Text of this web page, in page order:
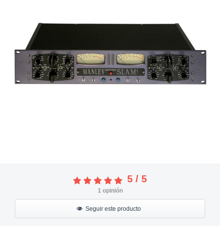
5 / 5
1opinión
Seguir este producto